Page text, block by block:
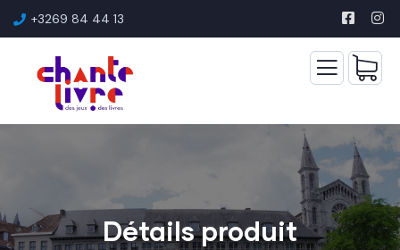
+3269 84 44 13
Détails produit